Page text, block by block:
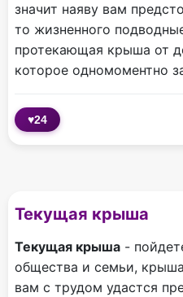
значит наяву вам
то жизненного
протекающая крыша от
которое одномоментно
♥24
Текущая крыша
Текущая крыша -
общества и семьи,
вам с трудом удастся